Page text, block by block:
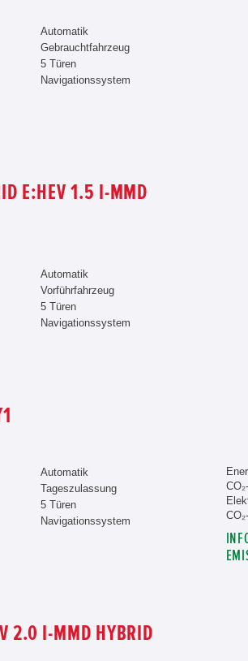
Automatik
Gebrauchtfahrzeug
5 Türen
Navigationssystem
E:HEV 1.5 I-MMD
Automatik
Vorführfahrzeug
5 Türen
Navigationssystem
Automatik
Tageszulassung
5 Türen
Navigationssystem
2.0 I-MMD HYBRID